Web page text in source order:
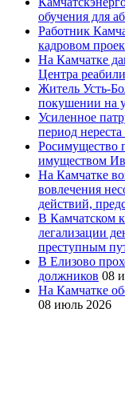
обучения для
Работник
кадровом
На Камчатке
Центра
Житель Усть-
покушении на
Усиленное
период нереста
Росимущество
имуществом
На Камчатке
вовлечения
действий,
В Камчатском
легализации
преступным
В Елизово
должников 08
На Камчатке
08 июль 2026